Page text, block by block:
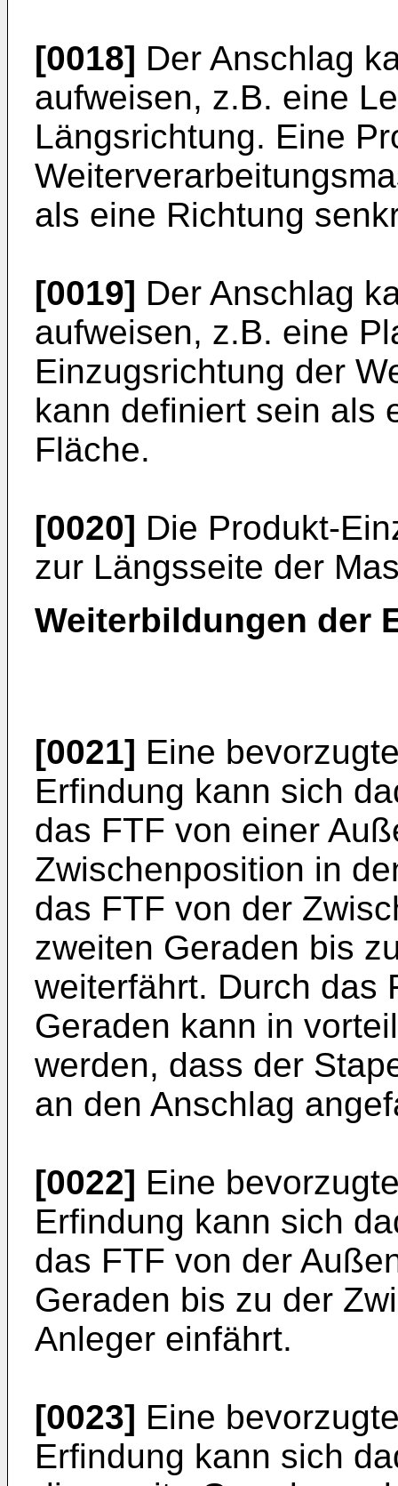
[0018] Der Anschlag
aufweisen, z.B. eine
Längsrichtung. Eine
als eine Richtung
[0019] Der Anschlag
aufweisen, z.B. eine
Einzugsrichtung der
kann definiert sein als
Fläche.
[0020] Die Produkt-
zur Längsseite der
Weiterbildungen der
[0021] Eine
Erfindung kann sich
das FTF von einer
Zwischenposition in
das FTF von der
zweiten Geraden bis
weiterfährt. Durch das
Geraden kann in
werden, dass der
an den Anschlag
[0022] Eine
Erfindung kann sich
das FTF von der
Geraden bis zu der
Anleger einfährt.
[0023] Eine
Erfindung kann sich